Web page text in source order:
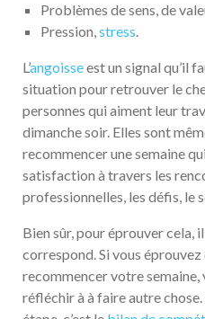
Problèmes de sens, de
Pression,stress.
L’angoisseest un signal qu’il
situation pour retrouver le
personnes qui aiment leur
dimanche soir. Elles sont
recommencer une semaine
satisfaction à travers les
professionnelles, les défis, le
Bien sûr, pour éprouver cela,
correspond. Si vous éprouvez
recommencer votre
réfléchir à à faire autre